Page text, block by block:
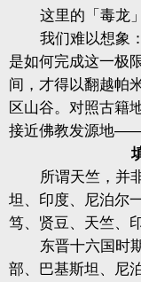
这里的「毒龙」
我们难以想象：
是如何完成这一极
间，才得以翻越帕
区山谷。对照古籍
接近佛教发源地——
所谓天竺，并非
坦、印度、尼泊尔
笃、贤豆、天竺、
东晋十六国时期
部、巴基斯坦、尼